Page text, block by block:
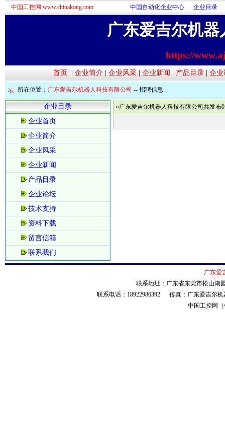
中国工控网 www.chinakong.com 中国自动化企业中心 企业目录
广东爱吉尔机
https://
首页 企业简介| 企业风采| 企业新闻 产品目录| 企业
所在位置： 广东爱吉尔机器人科技有限公司 -- 招聘信息
企业目录
企业首页
企业简介
企业风采
企业新闻
产品目录
企业论坛
技术支持
资料下载
留言信箱
联系我们
○广东爱吉尔机器人科技有限公司共发
广东爱
联系地址：广东省东莞市松山
联系电话：18922986392 传真：广东爱吉尔
中国工控网（